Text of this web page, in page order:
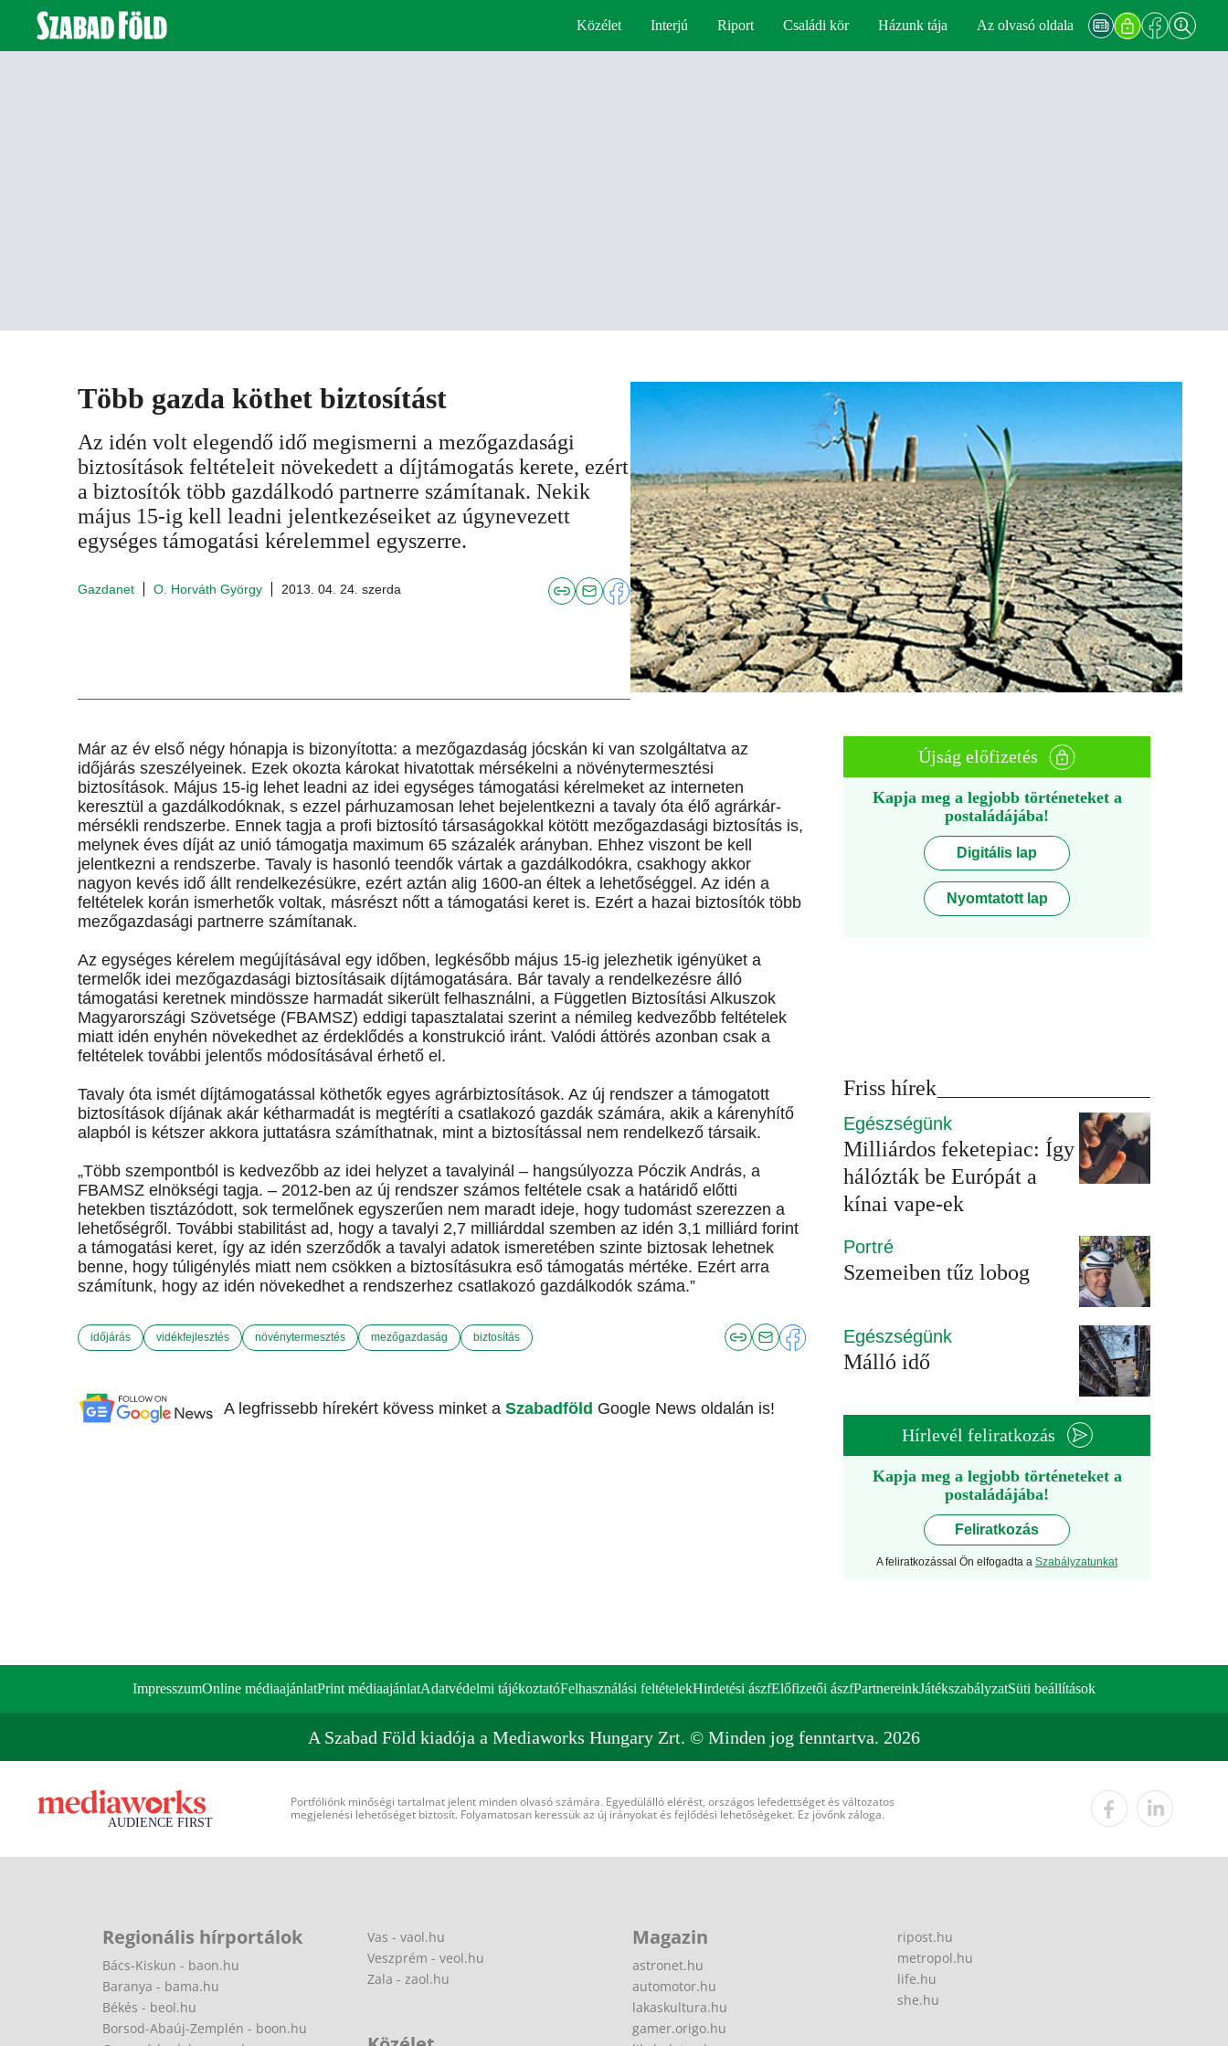
Közélet Interjú Riport Családi kör Házunk tája Az olvasó oldala
Több gazda köthet biztosítást
Az idén volt elegendő idő megismerni a mezőgazdasági
biztosítások feltételeit növekedett a díjtámogatás kerete, ezért
a biztosítók több gazdálkodó partnerre számítanak. Nekik
május 15-ig kell leadni jelentkezéseiket az úgynevezett
egységes támogatási kérelemmel egyszerre.
Gazdanet O. Horváth György 2013. 04. 24. szerda
Már az év első négy hónapja is bizonyította: a mezőgazdaság jócskán ki van szolgáltatva az
időjárás szeszélyeinek. Ezek okozta károkat hivatottak mérsékelni a növénytermesztési
biztosítások. Május 15-ig lehet leadni az idei egységes támogatási kérelmeket az interneten
keresztül a gazdálkodóknak, s ezzel párhuzamosan lehet bejelentkezni a tavaly óta élő agrárkár-
mérsékli rendszerbe. Ennek tagja a profi biztosító társaságokkal kötött mezőgazdasági biztosítás is,
melynek éves díját az unió támogatja maximum 65 százalék arányban. Ehhez viszont be kell
jelentkezni a rendszerbe. Tavaly is hasonló teendők vártak a gazdálkodókra, csakhogy akkor
nagyon kevés idő állt rendelkezésükre, ezért aztán alig 1600-an éltek a lehetőséggel. Az idén a
feltételek korán ismerhetők voltak, másrészt nőtt a támogatási keret is. Ezért a hazai biztosítók több
mezőgazdasági partnerre számítanak.
Az egységes kérelem megújításával egy időben, legkésőbb május 15-ig jelezhetik igényüket a
termelők idei mezőgazdasági biztosításaik díjtámogatására. Bár tavaly a rendelkezésre álló
támogatási keretnek mindössze harmadát sikerült felhasználni, a Független Biztosítási Alkuszok
Magyarországi Szövetsége (FBAMSZ) eddigi tapasztalatai szerint a némileg kedvezőbb feltételek
miatt idén enyhén növekedhet az érdeklődés a konstrukció iránt. Valódi áttörés azonban csak a
feltételek további jelentős módosításával érhető el.
Tavaly óta ismét díjtámogatással köthetők egyes agrárbiztosítások. Az új rendszer a támogatott
biztosítások díjának akár kétharmadát is megtéríti a csatlakozó gazdák számára, akik a kárenyhítő
alapból is kétszer akkora juttatásra számíthatnak, mint a biztosítással nem rendelkező társaik.
„Több szempontból is kedvezőbb az idei helyzet a tavalyinál – hangsúlyozza Póczik András, a
FBAMSZ elnökségi tagja. – 2012-ben az új rendszer számos feltétele csak a határidő előtti
hetekben tisztázódott, sok termelőnek egyszerűen nem maradt ideje, hogy tudomást szerezzen a
lehetőségről. További stabilitást ad, hogy a tavalyi 2,7 milliárddal szemben az idén 3,1 milliárd forint
a támogatási keret, így az idén szerződők a tavalyi adatok ismeretében szinte biztosak lehetnek
benne, hogy túligénylés miatt nem csökken a biztosításukra eső támogatás mértéke. Ezért arra
számítunk, hogy az idén növekedhet a rendszerhez csatlakozó gazdálkodók száma.”
időjárás vidékfejlesztés növénytermesztés mezőgazdaság biztosítás
A legfrissebb hírekért kövess minket a Szabadföld Google News oldalán is!
Újság előfizetés
Kapja meg a legjobb történeteket a
postaládájába!
Digitális lap
Nyomtatott lap
Friss hírek
Egészségünk
Milliárdos feketepiac: Így
hálózták be Európát a
kínai vape-ek
Portré
Szemeiben tűz lobog
Egészségünk
Málló idő
Hírlevél feliratkozás
Kapja meg a legjobb történeteket a
postaládájába!
Feliratkozás
A feliratkozással Ön elfogadta a Szabályzatunkat
ImpresszumOnline médiaajánlatPrint médiaajánlatAdatvédelmi tájékoztatóFelhasználási feltételekHirdetési ászfElőfizetői ászfPartnereinkJátékszabályzatSüti beállítások
A Szabad Föld kiadója a Mediaworks Hungary Zrt. © Minden jog fenntartva. 2026
Portfóliónk minőségi tartalmat jelent minden olvasó számára. Egyedülálló elérést, országos lefedettséget és változatos
megjelenési lehetőséget biztosít. Folyamatosan keressük az új irányokat és fejlődési lehetőségeket. Ez jövőnk záloga.
Regionális hírportálok
Bács-Kiskun - baon.hu
Baranya - bama.hu
Békés - beol.hu
Borsod-Abaúj-Zemplén - boon.hu
Vas - vaol.hu
Veszprém - veol.hu
Zala - zaol.hu
Magazin
astronet.hu
automotor.hu
lakaskultura.hu
gamer.origo.hu
ripost.hu
metropol.hu
life.hu
she.hu